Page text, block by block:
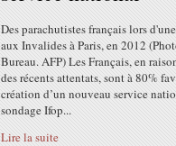
Des parachutistes français lors
aux Invalides à Paris, en 2012
Bureau. AFP) Les Français, en
des récents attentats, sont à 80%
création d’un nouveau service
sondage Ifop...
Lire la suite